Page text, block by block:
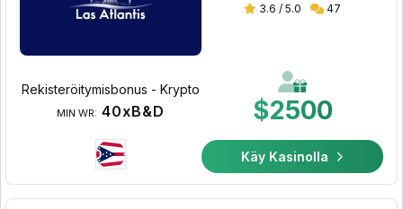
3.6 / 5.0 47
$2500
Rekisteröitymisbonus - Krypto
MIN WR: 40xB&D
Käy Kasinolla